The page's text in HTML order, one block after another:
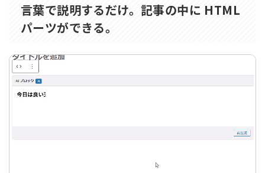
言葉で説明するだけ。記事の中に HTML
パーツができる。